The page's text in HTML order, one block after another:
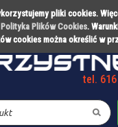
pliki cookies.
Polityka Plików Cookies.
cookies można określić w
technologiczny
tel.